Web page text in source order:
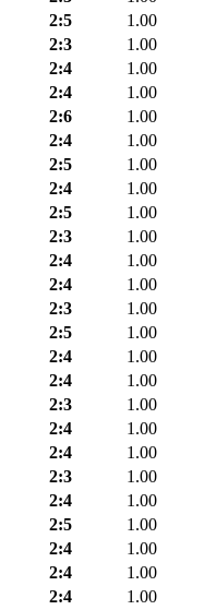
2:5
1.00
2:3
1.00
2:4
1.00
2:4
1.00
2:6
1.00
2:4
1.00
2:5
1.00
2:4
1.00
2:5
1.00
2:3
1.00
2:4
1.00
2:4
1.00
2:3
1.00
2:5
1.00
2:4
1.00
2:4
1.00
2:3
1.00
2:4
1.00
2:4
1.00
2:3
1.00
2:4
1.00
2:5
1.00
2:4
1.00
2:4
1.00
2:4
1.00